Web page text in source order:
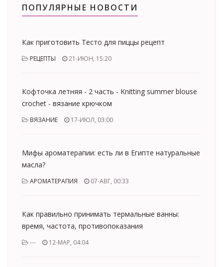
ПОПУЛЯРНЫЕ НОВОСТИ
Как приготовить Тесто для пиццы рецепт
РЕЦЕПТЫ 21-ИЮН, 15:20
Кофточка летняя - 2 часть - Knitting summer blouse
crochet - вязание крючком
ВЯЗАНИЕ 17-ИЮЛ, 03:00
Мифы ароматерапии: есть ли в Египте натуральные
масла?
АРОМАТЕРАПИЯ 07-АВГ, 00:33
Как правильно принимать термальные ванны:
время, частота, противопоказания
--- 12-МАР, 04:04